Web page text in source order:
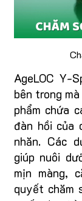
AgeLOC Y-
bên trong
phẩm chứa
đàn hồi của
nhăn. Các
giúp nuôi
mịn màng,
quyết chăm